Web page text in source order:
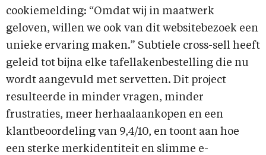
cookiemelding: “Omdat wij in maatwerk
geloven, willen we ook van dit websitebezoek een
unieke ervaring maken.” Subtiele cross-sell heeft
geleid tot bijna elke tafellakenbestelling die nu
wordt aangevuld met servetten. Dit project
resulteerde in minder vragen, minder
frustraties, meer herhaalaankopen en een
klantbeoordeling van 9,4/10, en toont aan hoe
een sterke merkidentiteit en slimme e-